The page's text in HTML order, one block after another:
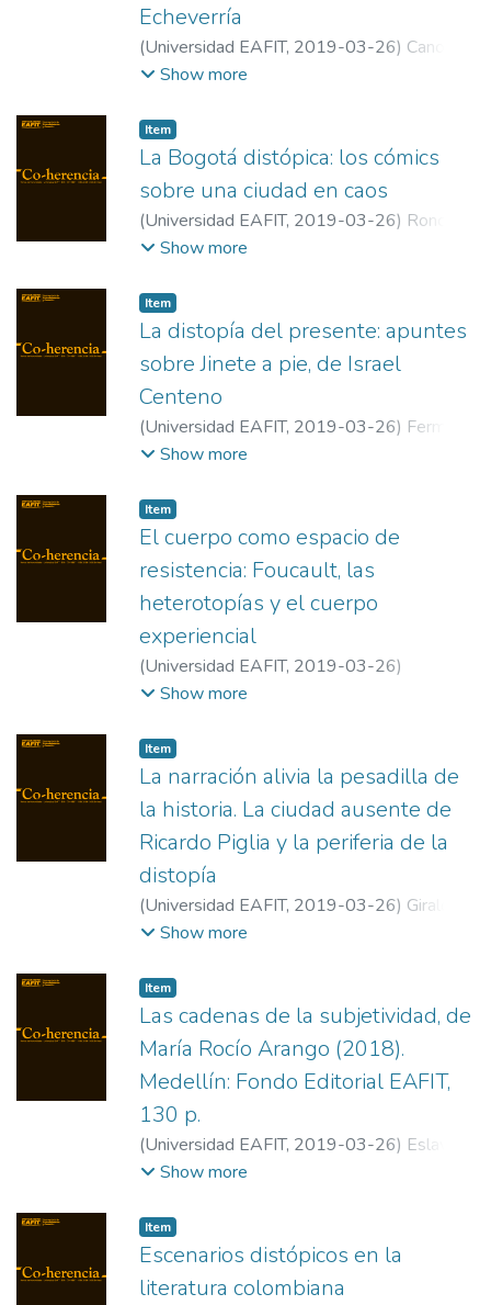
Echeverría
(Universidad EAFIT, 2019-03-26) Cano,
Luis C;University of Tennessee
Show more
Item
La Bogotá distópica: los cómics
sobre una ciudad en caos
(Universidad EAFIT, 2019-03-26) Roncallo
Dow, Sergio;Rodríguez, Daniel Aguilar
Sabana
Colombia;Universidad Externado de
Colombia
Show more
Item
La distopía del presente: apuntes
sobre Jinete a pie, de Israel
Centeno
(Universidad EAFIT, 2019-03-26) Fermín,
Daniel;Universidad de Sevilla
Show more
Item
El cuerpo como espacio de
resistencia: Foucault, las
heterotopías y el cuerpo
experiencial
(Universidad EAFIT, 2019-03-26)
Benavides Franco, Tulio Alexander
Show more
Item
La narración alivia la pesadilla de
la historia. La ciudad ausente de
Ricardo Piglia y la periferia de la
distopía
(Universidad EAFIT, 2019-03-26) Giraldo,
Efrén;Universidad EAFIT
Show more
Item
Las cadenas de la subjetividad, de
María Rocío Arango (2018).
Medellín: Fondo Editorial EAFIT,
130 p.
(Universidad EAFIT, 2019-03-26) Eslava,
Adolfo;Universidad EAFIT
Show more
Item
Escenarios distópicos en la
literatura colombiana